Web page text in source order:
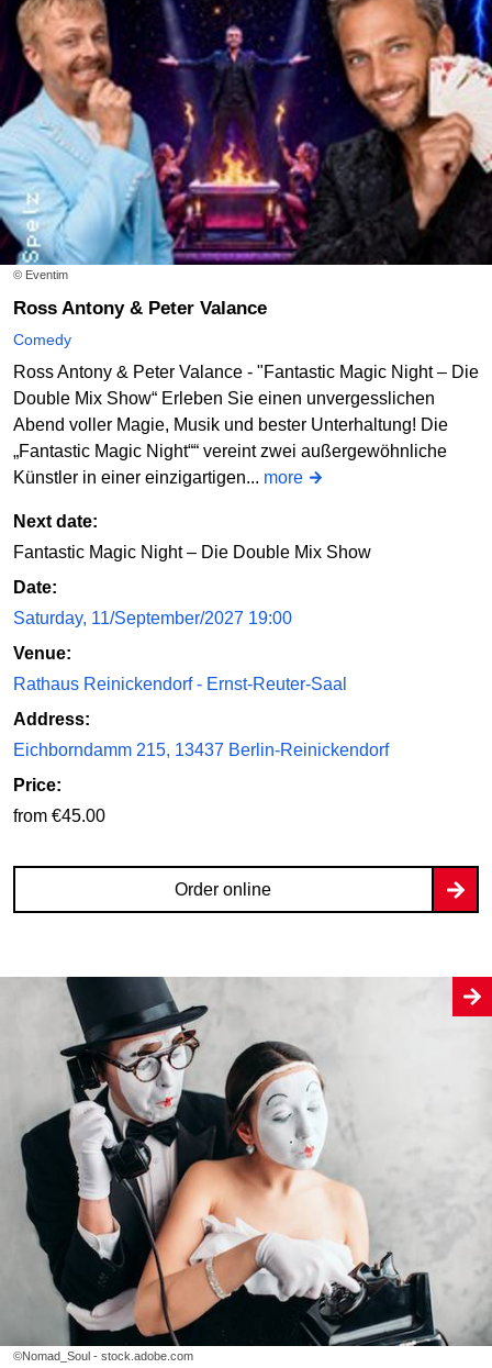
© Eventim
Ross Antony & Peter Valance
Comedy
Ross Antony & Peter Valance - "Fantastic Magic Night – Die
Double Mix Show“ Erleben Sie einen unvergesslichen
Abend voller Magie, Musik und bester Unterhaltung! Die
„Fantastic Magic Night““ vereint zwei außergewöhnliche
Künstler in einer einzigartigen... more
Next date:
Fantastic Magic Night – Die Double Mix Show
Date:
Saturday, 11/September/2027 19:00
Venue:
Rathaus Reinickendorf - Ernst-Reuter-Saal
Address:
Eichborndamm 215, 13437 Berlin-Reinickendorf
Price:
from €45.00
Order online
©Nomad_Soul - stock.adobe.com